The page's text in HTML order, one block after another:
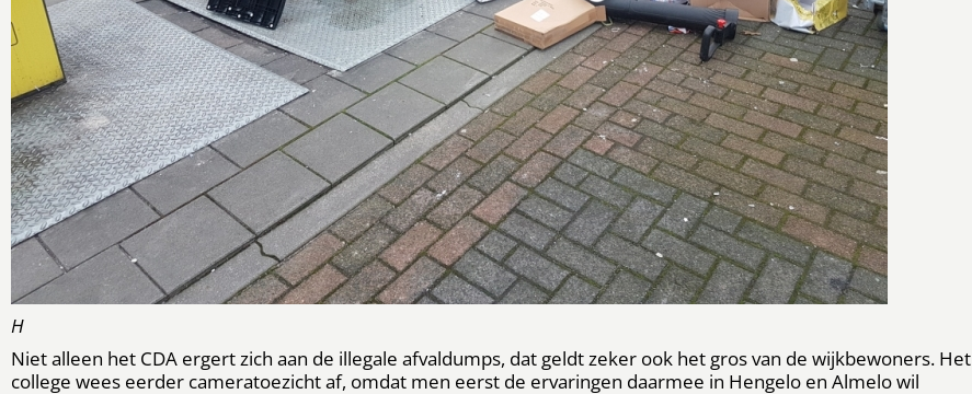
H
Niet alleen het CDA ergert zich aan de illegale afvaldumps, dat geldt zeker ook het gros van de wijkbewoners. Het
college wees eerder cameratoezicht af, omdat men eerst de ervaringen daarmee in Hengelo en Almelo wil